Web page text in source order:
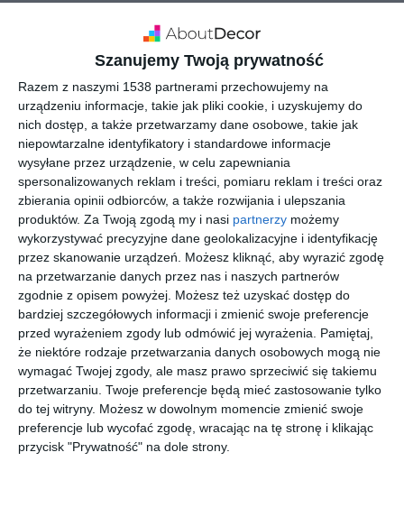
Szanujemy Twoją prywatność
Razem z naszymi 1538 partnerami przechowujemy na
urządzeniu informacje, takie jak pliki cookie, i uzyskujemy do
nich dostęp, a także przetwarzamy dane osobowe, takie jak
niepowtarzalne identyfikatory i standardowe informacje
wysyłane przez urządzenie, w celu zapewniania
spersonalizowanych reklam i treści, pomiaru reklam i treści oraz
zbierania opinii odbiorców, a także rozwijania i ulepszania
produktów. Za Twoją zgodą my i nasi partnerzy możemy
wykorzystywać precyzyjne dane geolokalizacyjne i identyfikację
przez skanowanie urządzeń. Możesz kliknąć, aby wyrazić zgodę
na przetwarzanie danych przez nas i naszych partnerów
zgodnie z opisem powyżej. Możesz też uzyskać dostęp do
bardziej szczegółowych informacji i zmienić swoje preferencje
przed wyrażeniem zgody lub odmówić jej wyrażenia.
Pamiętaj,
że niektóre rodzaje przetwarzania danych osobowych mogą nie
wymagać Twojej zgody, ale masz prawo sprzeciwić się takiemu
przetwarzaniu. Twoje preferencje będą mieć zastosowanie tylko
do tej witryny. Możesz w dowolnym momencie zmienić swoje
preferencje lub wycofać zgodę, wracając na tę stronę i klikając
przycisk "Prywatność" na dole strony.
INSPIRACJA
Projekt pokoju
młodzieżowego z
różowym akcentem
Aranżacja projektu pokoju młodzieżowego z różowym
akcentem.
AUTOR:ArchDesign
DODAJ DO ULUBIONYCH
UDOSTĘPNIJ
Pozostałe zdjęcia w projekcie:Dom jednorodzinny w
zabudowie bliźniaczej - ul. Ułanów Królewskich - Szczecin